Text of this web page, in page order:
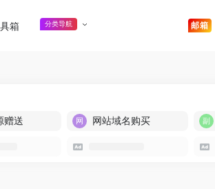
箱 分类导航 邮箱
赠送 网站域名购买